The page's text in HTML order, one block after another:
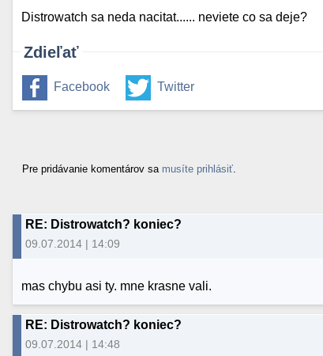
Distrowatch sa neda nacitat...... neviete co sa deje?
Zdieľať
Facebook Twitter
Pre pridávanie komentárov sa musíte prihlásiť
RE: Distrowatch? koniec?
09.07.2014 | 14:09
mas chybu asi ty. mne krasne vali.
RE: Distrowatch? koniec?
09.07.2014 | 14:48